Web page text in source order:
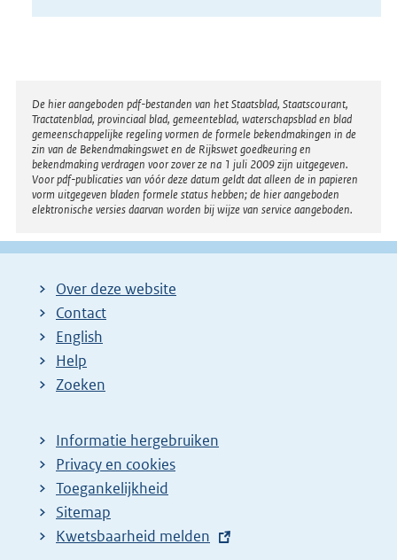
Disclaimer
De hier aangeboden pdf-bestanden van het Staatsblad, Staatscourant,
Tractatenblad, provinciaal blad, gemeenteblad, waterschapsblad en blad
gemeenschappelijke regeling vormen de formele bekendmakingen in de
zin van de Bekendmakingswet en de Rijkswet goedkeuring en
bekendmaking verdragen voor zover ze na 1 juli 2009 zijn uitgegeven.
Voor pdf-publicaties van vóór deze datum geldt dat alleen de in papieren
vorm uitgegeven bladen formele status hebben; de hier aangeboden
elektronische versies daarvan worden bij wijze van service aangeboden.
Over deze website
Contact
English
Help
Zoeken
Informatie hergebruiken
Privacy en cookies
Toegankelijkheid
Sitemap
E
Kwetsbaarheid melden